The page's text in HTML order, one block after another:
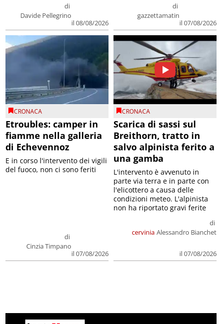
di
Davide Pellegrino
il 08/08/2026
di
gazzettamatin
il 07/08/2026
CRONACA
Etroubles: camper in
fiamme nella galleria
di Echevennoz
di
Cinzia Timpano
il 07/08/2026
E in corso l'intervento dei vigili
del fuoco, non ci sono feriti
CRONACA
Scarica di sassi sul
Breithorn, tratto in
salvo alpinista ferito a
una gamba
cervinia
di
Alessandro Bianchet
il 07/08/2026
L'intervento è avvenuto in
parte via terra e in parte con
l'elicottero a causa delle
condizioni meteo. L'alpinista
non ha riportato gravi ferite